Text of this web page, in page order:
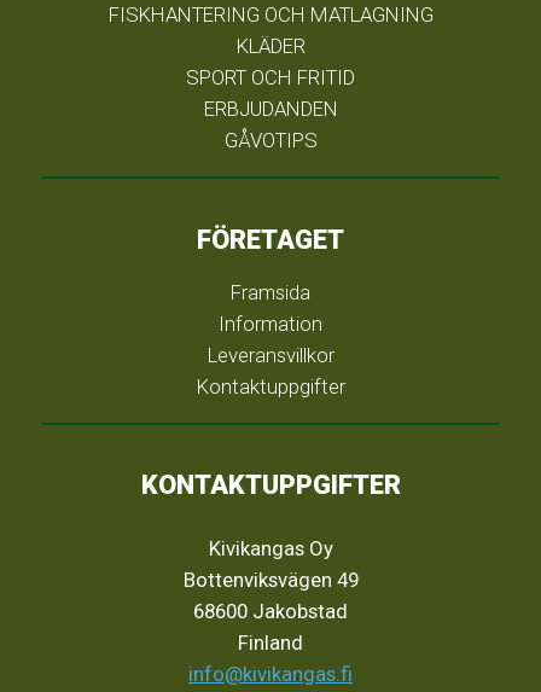
FISKHANTERING OCH MATLAGNING
KLÄDER
SPORT OCH FRITID
ERBJUDANDEN
GÅVOTIPS
FÖRETAGET
Framsida
Information
Leveransvillkor
Kontaktuppgifter
KONTAKTUPPGIFTER
Kivikangas Oy
Bottenviksvägen 49
68600 Jakobstad
Finland
info@kivikangas.fi